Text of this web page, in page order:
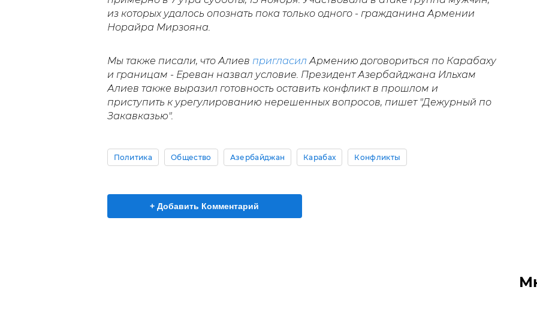
из которых удалось опознать пока только одного - гражданина Армении
Норайра Мирзояна.
Мы также писали, что Алиев пригласил Армению договориться по Карабаху
и границам - Ереван назвал условие. Президент Азербайджана Ильхам
Алиев также выразил готовность оставить конфликт в прошлом и
приступить к урегулированию нерешенных вопросов, пишет "Дежурный по
Закавказью".
Политика Общество Азербайджан Карабах Конфликты
+ Добавить Комментарий